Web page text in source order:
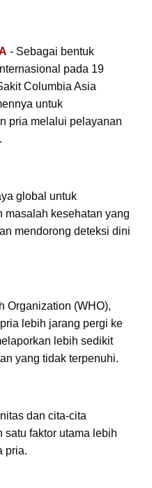
- Sebagai bentuk
pada 19
Columbia Asia
untuk
pria melalui pelayanan
global untuk
masalah kesehatan yang
mendorong deteksi dini
Organization (WHO),
lebih jarang pergi ke
lebih sedikit
yang tidak terpenuhi.
dan cita-cita
satu faktor utama lebih
pria.